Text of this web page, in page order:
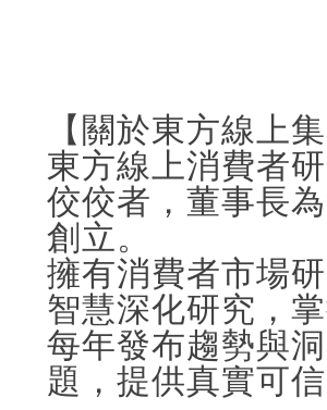
【關於東方線上集
東方線上消費者
佼佼者，董事長
創立。
擁有消費者市場
智慧深化研究，
每年發布趨勢與
題，提供真實可